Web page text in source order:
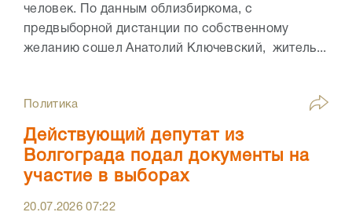
человек. По данным облизбиркома, с
предвыборной дистанции по собственному
желанию сошел Анатолий Ключевский, житель...
Политика
Действующий депутат из
Волгограда подал документы на
участие в выборах
20.07.202607:22